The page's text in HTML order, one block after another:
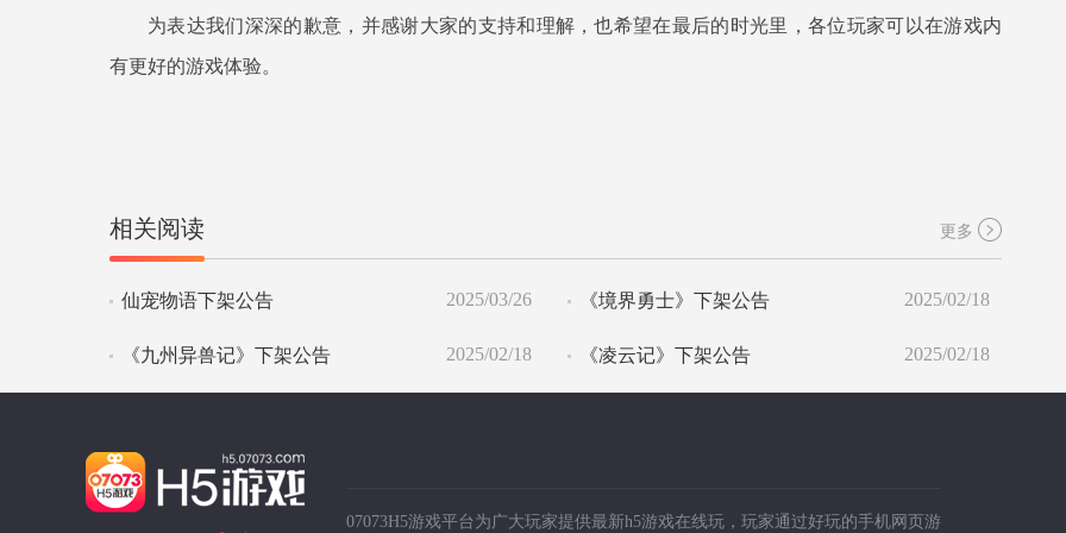
为表达我们深深的歉意，并感谢大家的支持和理解，也希望在最后的时光里，各位玩家可以在游戏内
有更好的游戏体验。
相关阅读 更多
仙宠物语下架公告 2025/03/26 《境界勇士》下架公告 2025/02/18
《九州异兽记》下架公告 2025/02/18 《凌云记》下架公告 2025/02/18
07073H5游戏平台为广大玩家提供最新h5游戏在线玩，玩家通过好玩的手机网页游